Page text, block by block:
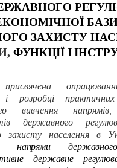
ЗАХИСТУ
ФУНКЦІЇ І
розробці
вивчення
державного
захисту населення в
напрями
державне